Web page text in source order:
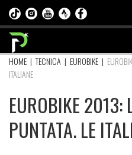
HOME |TECNICA | EUROBIKE |
ITALIANE
EUROBIKE 2013:
PUNTATA. LE